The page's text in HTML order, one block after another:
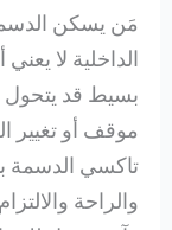
مَن يسكن
الداخلية لا
بسيط قد يتحول
موقف أو تغيير
تاكسي الدسمة
والراحة